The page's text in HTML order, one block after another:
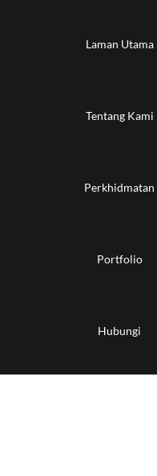
Laman Utama
Tentang Kami
Perkhidmatan
Portfolio
Hubungi